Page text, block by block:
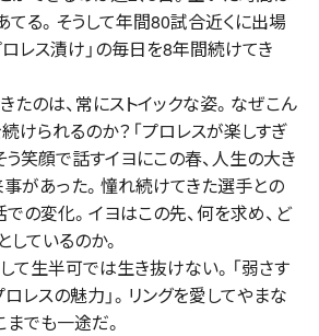
てる。そうして年間80試合近くに出場
ロレス漬け」の毎日を8年間続けてき
たのは、常にストイックな姿。なぜこん
けられるのか？「プロレスが楽しすぎ
う笑顔で話すイヨにこの春、人生の大き
があった。憧れ続けてきた選手との
での変化。イヨはこの先、何を求め、ど
ているのか。
て生半可では生き抜けない。「弱さす
レスの魅力」。リングを愛してやまな
までも一途だ。